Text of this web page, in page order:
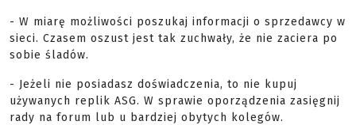
- W miarę możliwości poszukaj informacji o sprzedawcy w
sieci. Czasem oszust jest tak zuchwały, że nie zaciera po
sobie śladów.
- Jeżeli nie posiadasz doświadczenia, to nie kupuj
używanych replik ASG. W sprawie oporządzenia zasięgnij
rady na forum lub u bardziej obytych kolegów.